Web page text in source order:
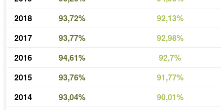
2018
93,72%
92,13%
2017
93,77%
92,98%
2016
94,61%
92,7%
2015
93,76%
91,77%
2014
93,04%
90,01%